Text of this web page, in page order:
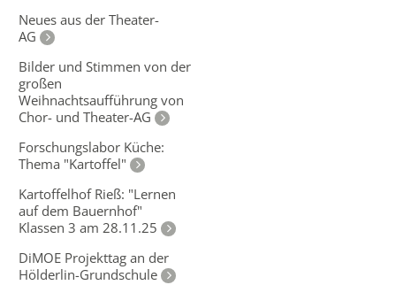
Neues aus der Theater-
AG
Bilder und Stimmen von der
großen
Weihnachtsaufführung von
Chor- und Theater-AG
Forschungslabor Küche:
Thema "Kartoffel"
Kartoffelhof Rieß: "Lernen
auf dem Bauernhof"
Klassen 3 am 28.11.25
DiMOE Projekttag an der
Hölderlin-Grundschule